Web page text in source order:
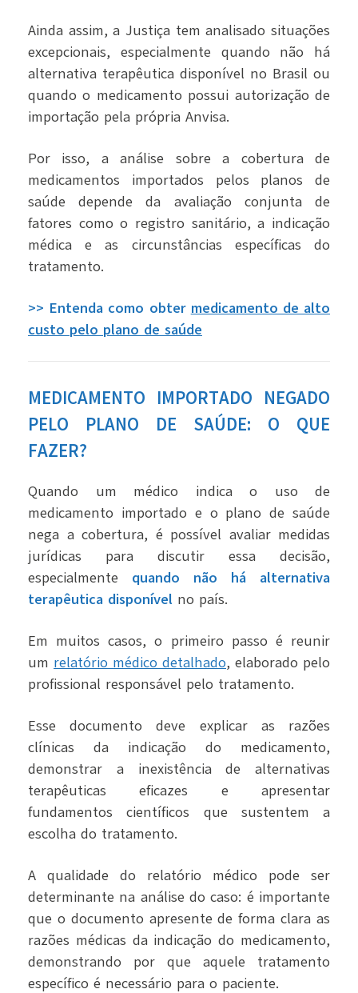
Ainda assim, a Justiça tem analisado situações
excepcionais, especialmente quando não há
alternativa terapêutica disponível no Brasil ou
quando o medicamento possui autorização de
importação pela própria Anvisa.
Por isso, a análise sobre a cobertura de
medicamentos importados pelos planos de
saúde depende da avaliação conjunta de
fatores como o registro sanitário, a indicação
médica e as circunstâncias específicas do
tratamento.
>> Entenda como obter medicamento de alto
custo pelo plano de saúde
MEDICAMENTO IMPORTADO NEGADO
PELO PLANO DE SAÚDE: O QUE
FAZER?
Quando um médico indica o uso de
medicamento importado e o plano de saúde
nega a cobertura, é possível avaliar medidas
jurídicas para discutir essa decisão,
especialmente quando não há alternativa
terapêutica disponível no país.
Em muitos casos, o primeiro passo é reunir
um relatório médico detalhado, elaborado pelo
profissional responsável pelo tratamento.
Esse documento deve explicar as razões
clínicas da indicação do medicamento,
demonstrar a inexistência de alternativas
terapêuticas eficazes e apresentar
fundamentos científicos que sustentem a
escolha do tratamento.
A qualidade do relatório médico pode ser
determinante na análise do caso: é importante
que o documento apresente de forma clara as
razões médicas da indicação do medicamento,
demonstrando por que aquele tratamento
específico é necessário para o paciente.